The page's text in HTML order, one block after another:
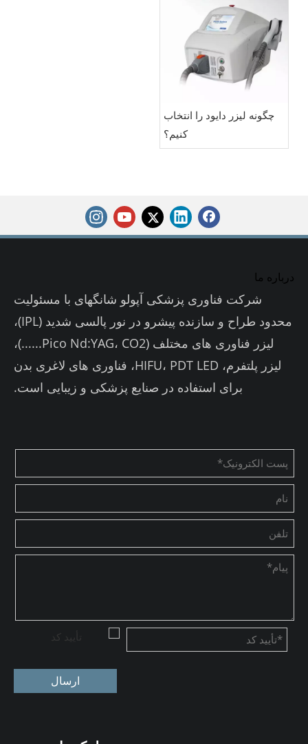
چگونه لیزر دایود را انتخاب
کنیم؟
درباره ما
شرکت فناوری پزشکی آپولو شانگهای با مسئولیت
محدود طراح و سازنده پیشرو در نور پالسی شدید (IPL)،
لیزر فناوری های مختلف (Pico Nd:YAG، CO2......)،
لیزر پلتفرم، HIFU، PDT LED، فناوری های لاغری بدن
برای استفاده در صنایع پزشکی و زیبایی است.
ارسال